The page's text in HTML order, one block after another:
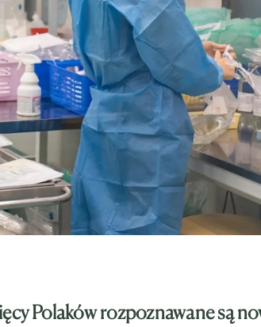
Polaków rozpoznawane są